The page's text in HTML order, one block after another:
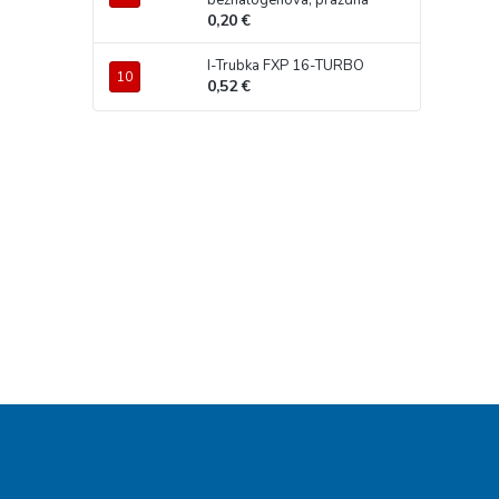
0,20 €
I-Trubka FXP 16-TURBO
0,52 €